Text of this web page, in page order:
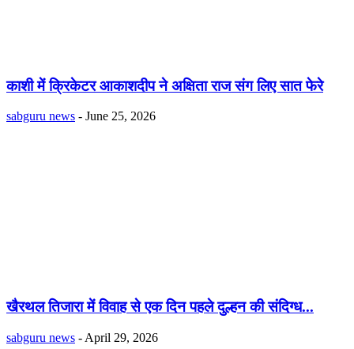
काशी में क्रिकेटर आकाशदीप ने अक्षिता राज संग लिए सात फेरे
sabguru news - June 25, 2026
खैरथल तिजारा में विवाह से एक दिन पहले दुल्हन की संदिग्ध...
sabguru news - April 29, 2026